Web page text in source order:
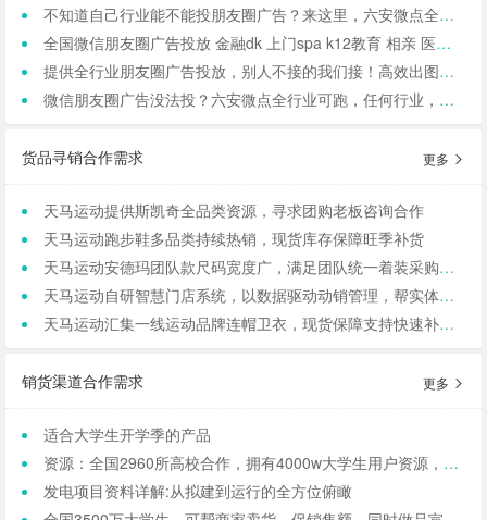
不知道自己行业能不能投朋友圈广告？来这里，六安微点全行业可投！包资质！
全国微信朋友圈广告投放 金融dk 上门spa k12教育 相亲 医院医美 国学等禁投行业包资质 过审 无需保证金
提供全行业朋友圈广告投放，别人不接的我们接！高效出图、专业运营！
微信朋友圈广告没法投？六安微点全行业可跑，任何行业，当天出图，包过审！
货品寻销合作需求 更多
天马运动提供斯凯奇全品类资源，寻求团购老板咨询合作
天马运动跑步鞋多品类持续热销，现货库存保障旺季补货
天马运动安德玛团队款尺码宽度广，满足团队统一着装采购需求
天马运动自研智慧门店系统，以数据驱动动销管理，帮实体商家轻量化运营
天马运动汇集一线运动品牌连帽卫衣，现货保障支持快速补货，寻求b端商家合作
销货渠道合作需求 更多
适合大学生开学季的产品
资源：全国2960所高校合作，拥有4000w大学生用户资源，8万+发底薪的校内学生团长，需求符合大学生日常消费的产品，可保RIO
发电项目资料详解:从拟建到运行的全方位俯瞰